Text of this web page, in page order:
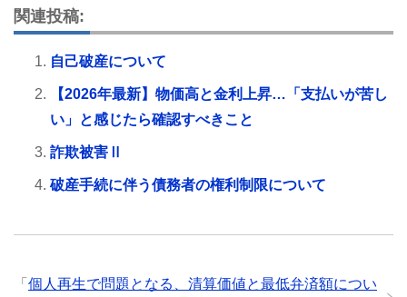
関連投稿:
自己破産について
【2026年最新】物価高と金利上昇…「支払いが苦し
い」と感じたら確認すべきこと
詐欺被害Ⅱ
破産手続に伴う債務者の権利制限について
「 個人再生で問題となる、清算価値と最低弁済額につい